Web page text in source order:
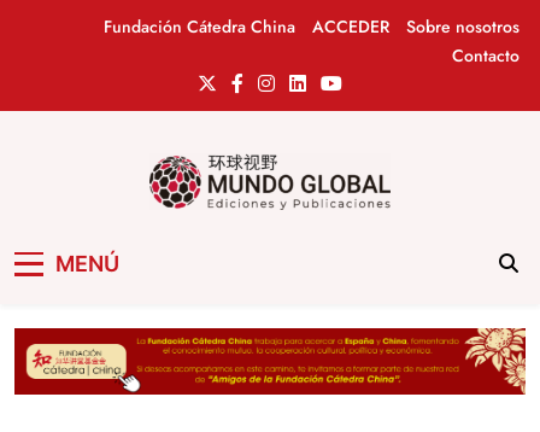
Fundación Cátedra China ACCEDER
Sobre nosotros
Contacto
MENÚ